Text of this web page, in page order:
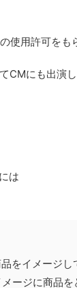
用許可をも
CMにも出演し
は
をイメージ
ージに商品を